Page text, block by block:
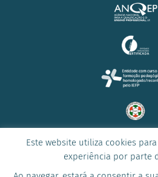
© 2023 Todos os direitos
Este website utiliza cookies
experiência por parte